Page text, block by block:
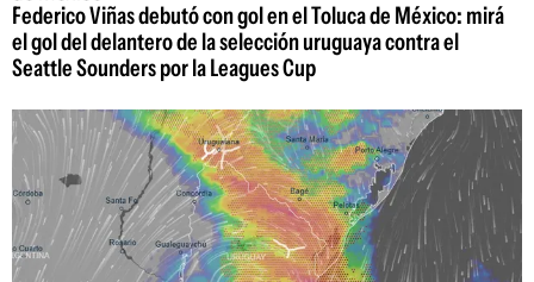
Federico Viñas debutó con gol en el Toluca de México: mirá
el gol del delantero de la selección uruguaya contra el
Seattle Sounders por la Leagues Cup